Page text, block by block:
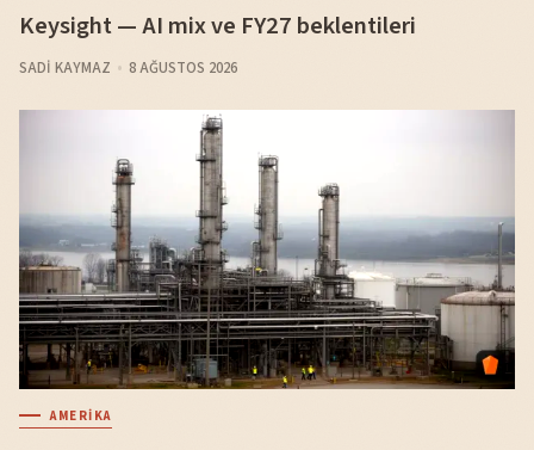
Keysight — AI mix ve FY27 beklentileri
SADI KAYMAZ 8 AĞUSTOS 2026
AMERIKA